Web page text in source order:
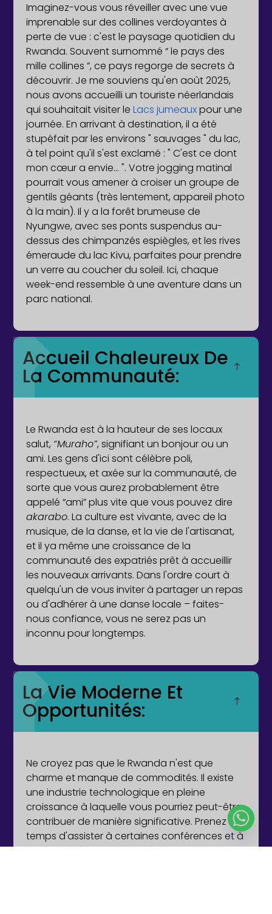
Imaginez-vous vous réveiller avec une vue
imprenable sur des collines verdoyantes à
perte de vue : c'est le paysage quotidien du
Rwanda. Souvent surnommé “ le pays des
mille collines ”, ce pays regorge de secrets à
découvrir. Je me souviens qu'en août 2025,
nous avons accueilli un touriste néerlandais
qui souhaitait visiter le Lacs jumeauxpour une
journée. En arrivant à destination, il a été
stupéfait par les environs " sauvages " du lac,
à tel point qu'il s'est exclamé : " C'est ce dont
mon cœur a envie... ". Votre jogging matinal
pourrait vous amener à croiser un groupe de
gentils géants (très lentement, appareil photo
à la main). Il y a la forêt brumeuse de
Nyungwe, avec ses ponts suspendus au-
dessus des chimpanzés espiègles, et les rives
émeraude du lac Kivu, parfaites pour prendre
un verre au coucher du soleil. Ici, chaque
week-end ressemble à une aventure dans un
parc national.
Accueil Chaleureux De
La Communauté:
Le Rwanda est à la hauteur de ses locaux
salut, “Muraho”, signifiant un bonjour ou un
ami. Les gens d'ici sont célèbre poli,
respectueux, et axée sur la communauté, de
sorte que vous aurez probablement être
appelé “ami” plus vite que vous pouvez dire
akarabo. La culture est vivante, avec de la
musique, de la danse, et la vie de l'artisanat,
et il ya même une croissance de la
communauté des expatriés prêt à accueillir
les nouveaux arrivants. Dans l'ordre court à
quelqu'un de vous inviter à partager un repas
ou d'adhérer à une danse locale – faites-
nous confiance, vous ne serez pas un
inconnu pour longtemps.
La Vie Moderne Et
Opportunités:
Ne croyez pas que le Rwanda n'est que
charme et manque de commodités. Il existe
une industrie technologique en pleine
croissance à laquelle vous pourriez peut-être
contribuer de manière significative. Prenez le
temps d'assister à certaines conférences et à
certains événements de réseautage